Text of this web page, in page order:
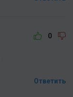
0
Ответить